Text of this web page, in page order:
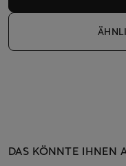
DAS KÖNNTE IHNEN